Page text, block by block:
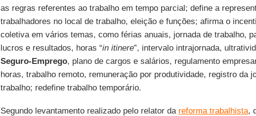
as regras referentes ao trabalho em tempo parcial; define a
trabalhadores no local de trabalho, eleição e funções; afirma o
coletiva em vários temas, como férias anuais, jornada de trabalho,
lucros e resultados, horas “in itinere”, intervalo intrajornada,
Seguro-Emprego, plano de cargos e salários, regulamento
horas, trabalho remoto, remuneração por produtividade, registro da
trabalho; redefine trabalho temporário.
Segundo levantamento realizado pelo relator da reforma trabalhista,